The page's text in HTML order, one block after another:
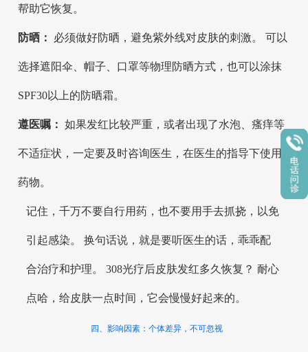
帮助它恢复。
防晒： 必须做好防晒，避免紫外线对皮肤的刺激。 可以
选择遮阳伞、帽子、口罩等物理防晒方式，也可以涂抹
SPF30以上的防晒霜。
遵医嘱： 如果发红比较严重，或者出现了水泡、瘙痒等
不适症状，一定要及时咨询医生，在医生的指导下使用
药物。
记住，千万不要自行用药，也不要用手去抓挠，以免
引起感染。 换句话说，就是要听医生的话，乖乖配
合治疗和护理。 308光疗后皮肤发红多久恢复？ 耐心
点哈，给皮肤一点时间，它会慢慢好起来的。
四、影响因素：个体差异，不可忽视